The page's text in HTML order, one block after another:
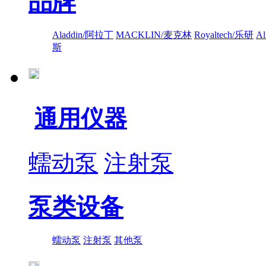
Aladdin/阿拉丁 MACKLIN/麦克林 Royaltech/乐研
斯
通用仪器
蠕动泵 注射泵
泵类设备
蠕动泵 注射泵 其他泵